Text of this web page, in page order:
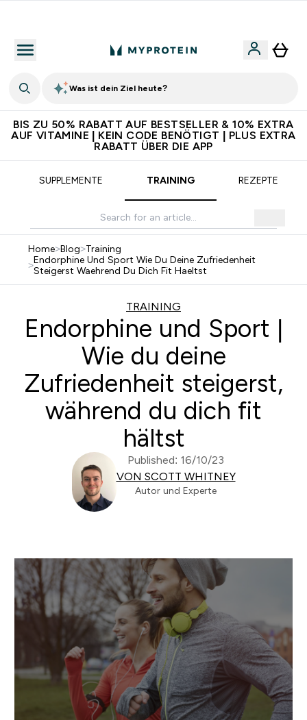
Was ist dein Ziel heute?
BIS ZU 50% RABATT AUF BESTSELLER & 10% EXTRA
AUF VITAMINE | KEIN CODE BENÖTIGT | PLUS EXTRA
RABATT ÜBER DIE APP
SUPPLEMENTE TRAINING REZEPTE
Home>Blog>Training
>Endorphine Und Sport Wie Du Deine Zufriedenheit
Steigerst Waehrend Du Dich Fit Haeltst
TRAINING
Endorphine und Sport |
Wie du deine
Zufriedenheit steigerst,
während du dich fit
hältst
Published: 16/10/23
VON SCOTT WHITNEY
Autor und Experte